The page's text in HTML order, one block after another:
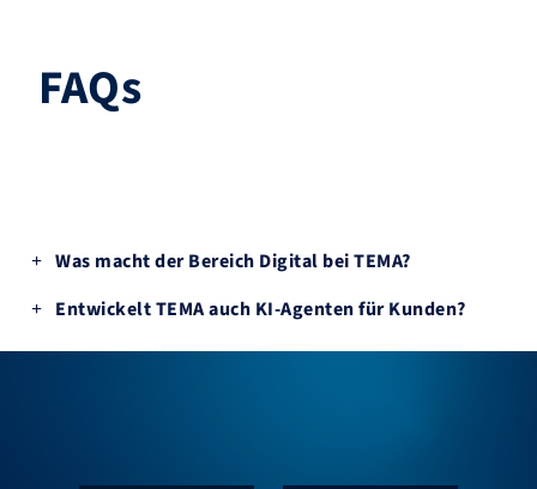
FAQs
Was macht der Bereich Digital bei TEMA?
Entwickelt TEMA auch KI-Agenten für Kunden?